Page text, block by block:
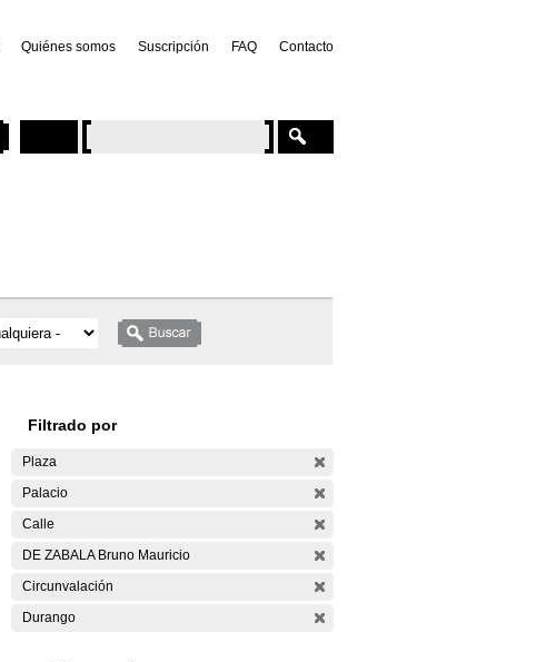
Quiénes somos Suscripción FAQ Contacto
Filtrado por
Plaza
Palacio
Calle
DE ZABALA Bruno Mauricio
Circunvalación
Durango